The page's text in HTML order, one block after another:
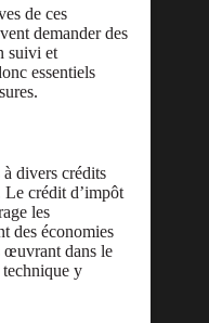
de ces
demander des
suivi et
essentiels
à divers crédits
Le crédit d’impôt
les
des économies
œuvrant dans le
y